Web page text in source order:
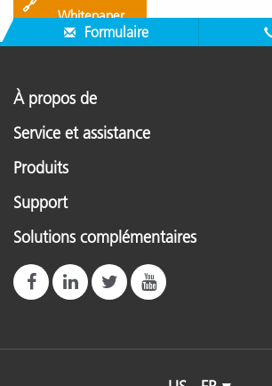
🔗
Whitepaper
Formulaire
À propos de
Service et assistance
Produits
Support
Solutions complémentaires